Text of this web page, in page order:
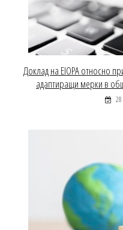
Доклад на EIOPA относно
адаптиращи мерки в